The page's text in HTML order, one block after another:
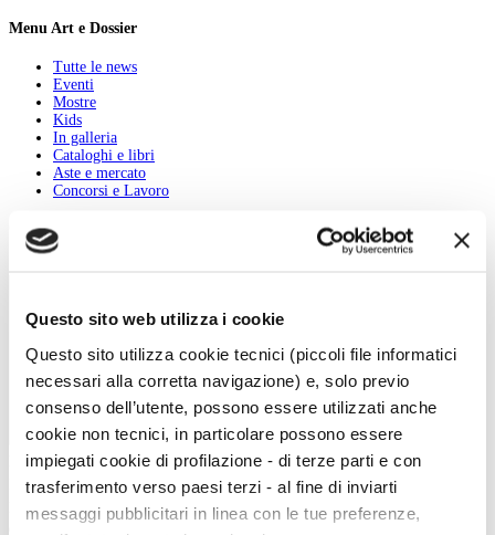
Questo sito web utilizza i cookie
Questo sito utilizza cookie tecnici (piccoli file informatici
necessari alla corretta navigazione) e, solo previo
consenso dell’utente, possono essere utilizzati anche
cookie non tecnici, in particolare possono essere
impiegati cookie di profilazione - di terze parti e con
trasferimento verso paesi terzi - al fine di inviarti
messaggi pubblicitari in linea con le tue preferenze,
Menu Art e Dossier
Tutte le news
Eventi
Mostre
Kids
In galleria
Cataloghi e libri
Aste e mercato
Concorsi e Lavoro
Calendario
Inizio evento:
Fine evento:
Parole chiave:
Categoria: